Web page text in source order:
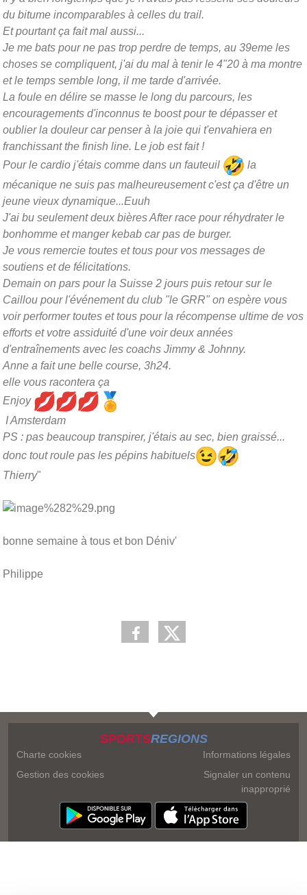
du bitume incomparables à celles du trail.
Et pourtant ça fait mal aussi...
Je me bats pour ne pas trop perdre de temps, au 39eme les
choses se compliquent, j'ai du mal à tenir le 4"20 à ma montre
et le temps semble long, il me tarde d'arrivée.
La foule en délire se masse le long du parcours, les
encouragements d'inconnus te boost pour te dépasser et
oublier la douleur car penser à la joie qui t'envahiera en
franchissant the finish line. Le job est fait !
Pour le cardio j'étais comme dans un fauteuil
la
mécanique ne suis pas malheureusement c'est ça d'être un
jeune vieux dynamique...Euuh
J'ai bu seulement deux bières After race pour réhydrater le
bonhomme et manger kebab car pas de burger.
Je vous remercie toutes et tous pour vos messages de
soutiens et de félicitations.
Demain on pars pour la Suisse 2 jours puis retour sur le
Caillou pour l'événement du club "le GRR" on espère vous
voir performer toutes et tous pour la récompense ultime de vos
efforts et votre assiduité d'une voir deux années
d'entraînements avec les coachs Jimmy & Johnny.
Anne a fait une belle course, 3h24.
elle vous racontera ça
Enjoy
I Amsterdam
PS : pas beaucoup transpirer, j'étais au sec, bien graissé...
donc tout roule pas les pépins habituels
Thierry"
bonne semaine à tous et bon Déniv'
Philippe
SPORTSREGIONS
Charte cookies
Gestion des cookies
Informations légales
Signaler un contenu
inapproprié